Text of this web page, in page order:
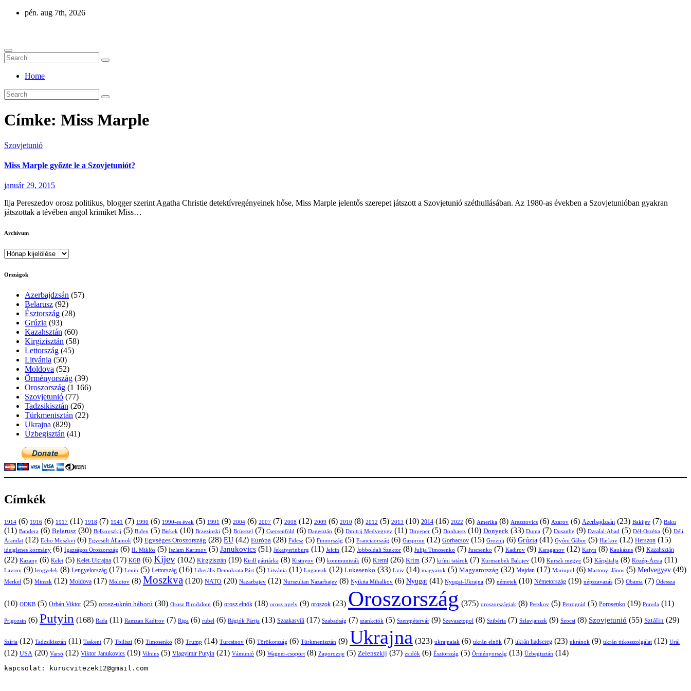
Skip
pén. aug 7th, 2026
Home
Címke: Miss Marple
Szovjetunió
Miss Marple győzte le a Szovjetuniót?
január 29, 2015
Ilja Pereszedov orosz politikus, blogger szerint Agatha Christie detektívregényeinek hőse, Miss Marple jelentős szerepet játszott a Szovjetunió széthullásában. Az 1980-as években a Szovjetunióban gyakran
játszottak a tévében angol krimiket Miss…
Archívum
Archívum
Országok
Azerbajdzsán (57)
Belarusz (92)
Észtország (28)
Grúzia (93)
Kazahsztán (60)
Kirgizisztán (58)
Lettország (45)
Litvánia (50)
Moldova (52)
Örményország (39)
Oroszország (1 166)
Szovjetunió (77)
Tadzsikisztán (26)
Türkmenisztán (22)
Ukrajna (829)
Üzbegisztán (41)
Címkék
1914 (6) 1916 (6) 1917 (11) 1918 (7) 1941 (7) 1990 (6) 1990-es évek (5) 1991 (9) 2004 (6) 2007 (7) 2008 (12) 2009 (6) 2010 (8) 2012 (5) 2013 (10) 2014 (16) 2022 (6) Amerika (8) Aresztovics (6) Azarov (6) Azerbajdzsán (23) Bakijev (7) Baku
(11) Bandera (6) Belarusz (30) Belkovszkij (5) Biden (5) Biskek (10) Brzezinski (5) Brüsszel (7) Csecsenföld (6) Dagesztán (6) Dmitrij Medvegyev (11) Dnyeper (5) Donbassz (10) Donyeck (33) Duma (7) Dusanbe (9) Dzsalal-Abad (5) Dél-Oszétia (6) Déli
Áramlat (12) Echo Moszkvi (6) Egyesült Államok (9) Egységes Oroszország (28) EU (42) Európa (28) Fidesz (5) Finnország (5) Franciaország (6) Gazprom (12) Gorbacsov (15) Groznij (6) Grúzia (41) Gyóni Gábor (5) Harkov (12) Herszon (15)
ideiglenes kormány (6) Igazságos Oroszország (6) II. Miklós (5) Iszlam Karimov (5) Janukovics (51) Jekatyerinburg (11) Jelcin (12) Jobboldali Szektor (8) Julija Timosenko (7) Juscsenko (7) Kadirov (9) Karaganov (12) Katyn (8) Kaukázus (9) Kazahsztán
(22) Kazany (6) Kelet (5) Kelet-Ukrajna (17) KGB (6) Kijev (102) Kirgizisztán (19) Kirill pátriárka (8) Kisinyov (9) kommunisták (6) Kreml (26) Krím (37) krími tatárok (7) Kurmanbek Bakijev (10) Kurszk megye (5) Kárpátalja (8) Közép-Ázsia (11)
Lavrov (9) lengyelek (8) Lengyelország (17) Lenin (5) Lettország (16) Liberális-Demokrata Párt (5) Litvánia (11) Luganszk (12) Lukasenko (33) Lviv (14) magyarok (5) Magyarország (32) Majdan (17) Mariupol (6) Martonyi János (5) Medvegyev (49)
Merkel (5) Minszk (12) Moldova (17) Molotov (8) Moszkva (120) NATO (20) Nazarbajev (12) Nurszultan Nazarbajev (8) Nyikita Mihalkov (6) Nyugat (41) Nyugat-Ukrajna (9) németek (10) Németország (19) népszavazás (5) Obama (7) Odessza
(10) ODKB (5) Orbán Viktor (25) orosz-ukrán háború (30) Orosz Birodalom (6) orosz elnök (18) orosz nyelv (9) oroszok (23) Oroszország (375) oroszországiak (8) Peszkov (5) Petrográd (5) Porosenko (19) Pravda (11)
Prigozsin (6) Putyin (168) Rada (11) Ramzan Kadirov (7) Riga (6) rubel (6) Régiók Pártja (13) Szaakasvili (17) Szabadság (7) szankciók (5) Szentpétervár (9) Szevasztopol (8) Szibéria (7) Szlavjanszk (9) Szocsi (8) Szovjetunió (55) Sztálin (29)
Szíria (12) Tadzsikisztán (11) Taskent (7) Tbiliszi (6) Timosenko (8) Trump (14) Turcsinov (6) Törökország (6) Türkmenisztán (9) Ukrajna (323) ukrajnaiak (6) ukrán elnök (7) ukrán hadsereg (23) ukránok (9) ukrán titkosszolgálat (12) Urál
(12) USA (20) Varsó (12) Viktor Janukovics (19) Vilnius (5) Vlagyimir Putyin (21) Vámunió (9) Wagner-csoport (8) Zaporozsje (5) Zelenszkij (37) zsidók (6) Észtország (5) Örményország (13) Üzbegisztán (14)
kapcsolat: kurucvitezek12@gmail.com